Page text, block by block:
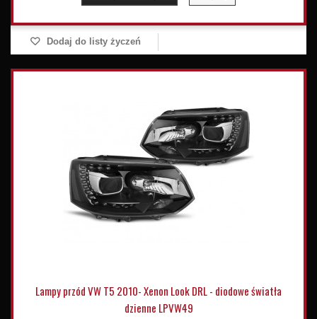
Dodaj do listy życzeń
Lampy przód VW T5 2010- Xenon Look DRL - diodowe światła
dzienne LPVW49